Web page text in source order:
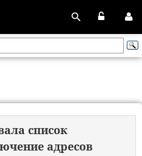
список
адресов